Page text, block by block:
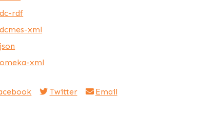
dc-rdf
dcmes-xml
json
omeka-xml
Twitter Email